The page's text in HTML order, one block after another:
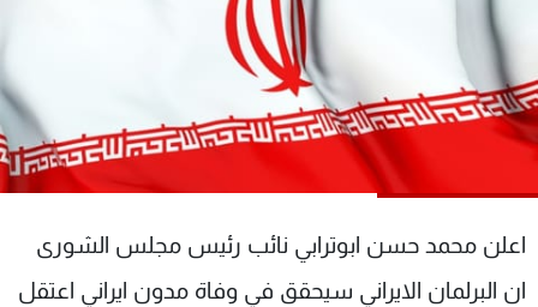
اعلن محمد حسن ابوترابي نائب رئيس مجلس الشورى
ان البرلمان الايراني سيحقق في وفاة مدون ايراني اعتقل
كأس العالم
البرامج
الترددات